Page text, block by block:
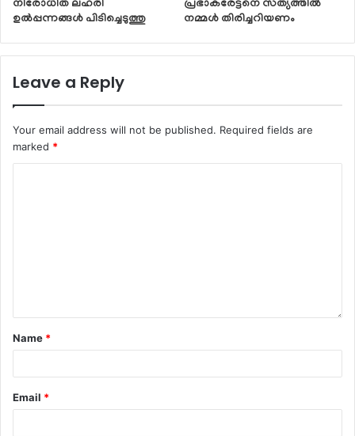
നിരോധിത ലഹരി
ഉൽപ്പന്നങ്ങൾ പിടിച്ചെടുത്തു
പ്രഭാകരേട്ടനെ സത്യത്തിൽ
നമ്മൾ തിരിച്ചറിയണം
Leave a Reply
Your email address will not be published. Required fields are
marked *
Name *
Email *